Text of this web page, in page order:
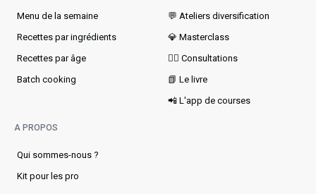
Menu de la semaine​
Recettes par ingrédients
Recettes par âge
Batch cooking
💬 Ateliers diversification
💎 Masterclass
👩‍⚕️ Consultations
📗 Le livre
📲 L'app de courses
A PROPOS
Qui sommes-nous ?
Kit pour les pro